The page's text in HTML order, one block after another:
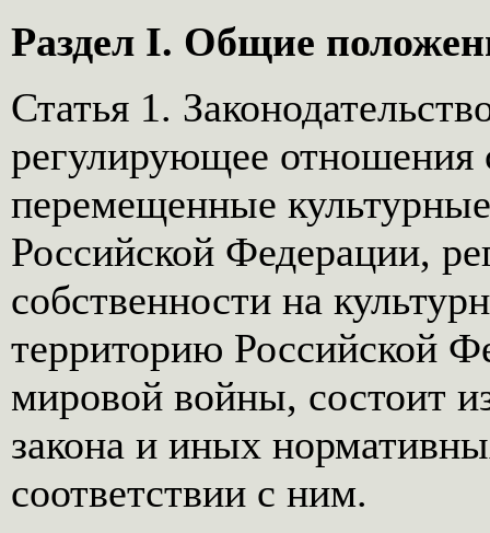
Раздел I. Общие
Статья 1.
регулирующее отношения
перемещенные
Российской Федерации,
собственности на
территорию Российской
мировой войны, состоит
закона и иных
соответствии с ним.